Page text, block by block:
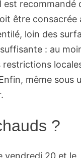
est recommandé
être consacrée
loin des
: au
restrictions
même sous
?